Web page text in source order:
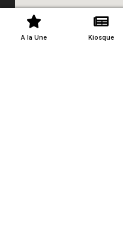
A la Une Kiosque